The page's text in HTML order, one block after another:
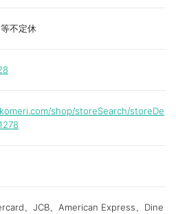
不定休
shop/storeSearch/storeDe
、JCB、American Express、Dine